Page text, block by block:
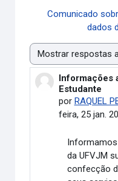
Comunicado
dados
Modo de visualização
Informações
Estudante
por RAQUEL
feira, 25 jan.
Número de
da UFVJM
confecção